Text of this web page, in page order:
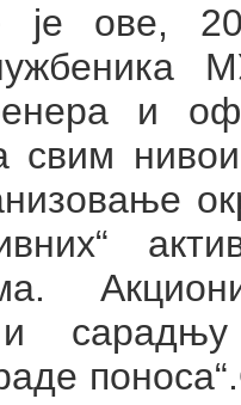
је ове,
и
свим
и